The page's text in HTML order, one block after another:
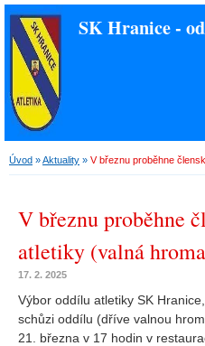
SK Hranice -
Úvod »Aktuality » V březnu proběhne
V březnu proběhne
atletiky (valná
17. 2. 2025
Výbor oddílu atletiky SK
schůzi oddílu (dříve valnou
21. března v 17 hodin v